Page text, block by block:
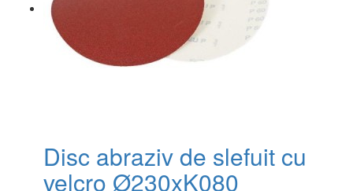
Disc abraziv de slefuit cu
velcro Ø230xK080